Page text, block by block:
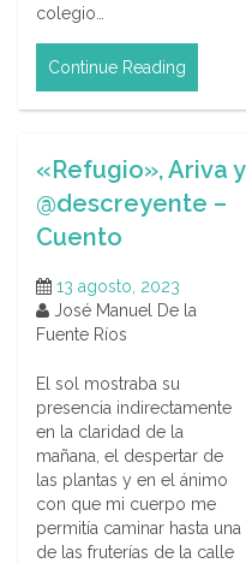
colegio…
Continue Reading
«Refugio», Ariva y
@descreyente –
Cuento
13 agosto, 2023
José Manuel De la
Fuente Ríos
El sol mostraba su
presencia indirectamente
en la claridad de la
mañana, el despertar de
las plantas y en el ánimo
con que mi cuerpo me
permitía caminar hasta una
de las fruterías de la calle